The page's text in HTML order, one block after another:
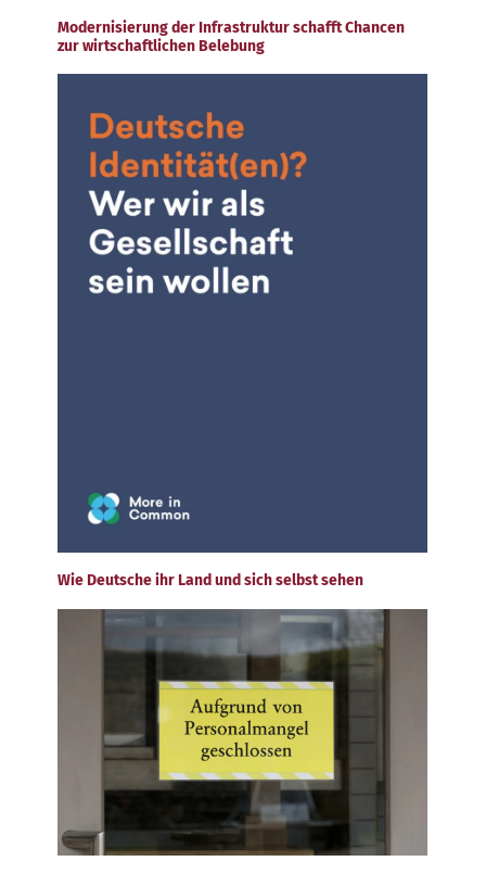
Modernisierung der Infrastruktur schafft Chancen
zur wirtschaftlichen Belebung
Wie Deutsche ihr Land und sich selbst sehen